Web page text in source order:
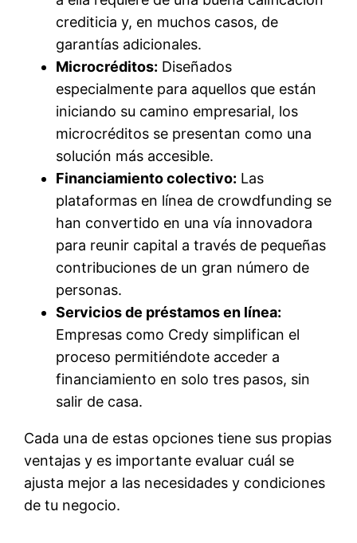
crediticia y, en muchos casos, de
garantías adicionales.
Microcréditos: Diseñados
especialmente para aquellos que están
iniciando su camino empresarial, los
microcréditos se presentan como una
solución más accesible.
Financiamiento colectivo: Las
plataformas en línea de crowdfunding se
han convertido en una vía innovadora
para reunir capital a través de pequeñas
contribuciones de un gran número de
personas.
Servicios de préstamos en línea:
Empresas como Credy simplifican el
proceso permitiéndote acceder a
financiamiento en solo tres pasos, sin
salir de casa.
Cada una de estas opciones tiene sus propias
ventajas y es importante evaluar cuál se
ajusta mejor a las necesidades y condiciones
de tu negocio.